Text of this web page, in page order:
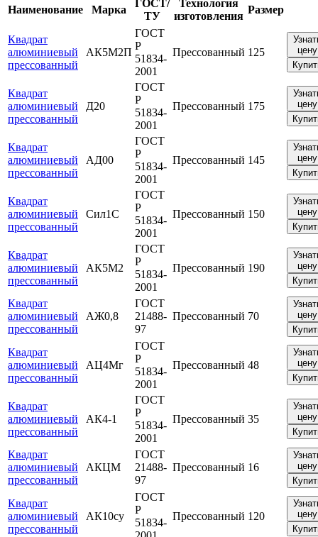
Наименование Марка
ГОСТ/
ТУ
Технология
изготовления
Размер
Квадрат
алюминиевый
прессованный
АК5М2П
ГОСТ
Р
51834-
2001
Прессованный 125
цену
Квадрат
алюминиевый
прессованный
Д20
ГОСТ
Р
51834-
2001
Прессованный 175
цену
Квадрат
алюминиевый
прессованный
АД00
ГОСТ
Р
51834-
2001
Прессованный 145
цену
Квадрат
алюминиевый
прессованный
Сил1С
ГОСТ
Р
51834-
2001
Прессованный 150
цену
Квадрат
алюминиевый
прессованный
АК5М2
ГОСТ
Р
51834-
2001
Прессованный 190
цену
Квадрат
алюминиевый
прессованный
АЖ0,8
ГОСТ
21488-
97
Прессованный 70
цену
Квадрат
алюминиевый
прессованный
АЦ4Мг
ГОСТ
Р
51834-
2001
Прессованный 48
цену
Квадрат
алюминиевый
прессованный
АК4-1
ГОСТ
Р
51834-
2001
Прессованный 35
цену
Квадрат
алюминиевый
прессованный
АКЦМ
ГОСТ
21488-
97
Прессованный 16
цену
Квадрат
алюминиевый
прессованный
АК10су
ГОСТ
Р
51834-
Прессованный 120
цену